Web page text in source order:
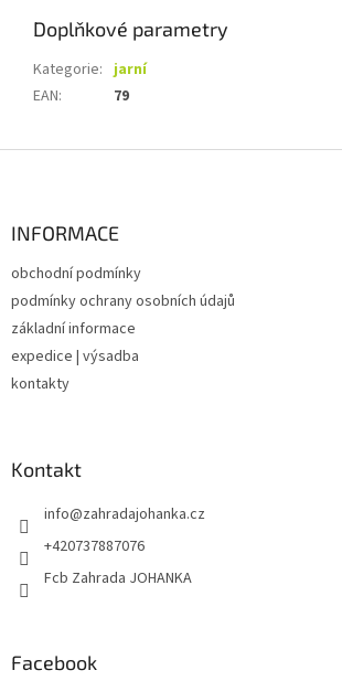
Doplňkové parametry
Kategorie: jarní
EAN: 79
INFORMACE
obchodní podmínky
podmínky ochrany osobních údajů
základní informace
expedice | výsadba
kontakty
Kontakt
info@zahradajohanka.cz
+420737887076
Fcb Zahrada JOHANKA
Facebook